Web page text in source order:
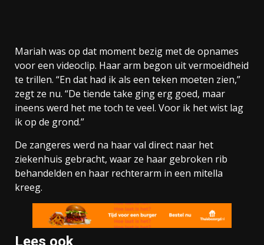
Mariah was op dat moment bezig met de opnames
voor een videoclip. Haar arm begon uit vermoeidheid
te trillen. “En dat had ik als een teken moeten zien,”
zegt ze nu. “De tiende take ging erg goed, maar
ineens werd het me toch te veel. Voor ik het wist lag
ik op de grond.”
De zangeres werd na haar val direct naar het
ziekenhuis gebracht, waar ze haar gebroken rib
behandelden en haar rechterarm in een mitella
kreeg.
Lees ook